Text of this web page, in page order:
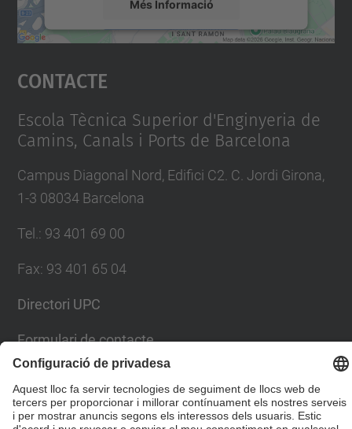
Més Informació
Accepta
powered by
Contacte
Escola Tècnica Superior d'Enginyeria de
Camins, Canals i Ports de Barcelona
Campus Diagonal Nord, Edifici C2. C. Jordi Girona,
1-3 08034 Barcelona
Tel.: 93 401 69 00
Fax: 93 401 65 04
Directori UPC
Formulari de contacte